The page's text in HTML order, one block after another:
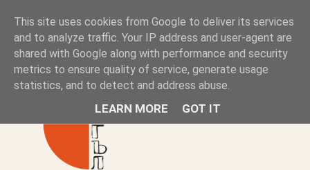
Книжен ъгъл
Блог на книжарницата — класации, откъси, нови книги
ул. „Оборище" 117, София· пон–пет 10:00–19:00 ·
This site uses cookies from Google to deliver its services
and to analyze traffic. Your IP address and user-agent are
shared with Google along with performance and security
metrics to ensure quality of service, generate usage
statistics, and to detect and address abuse.
LEARN MORE GOT IT